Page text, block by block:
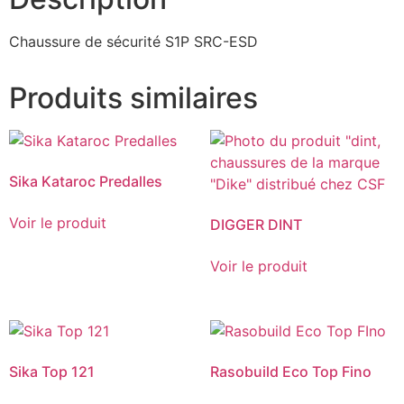
Chaussure de sécurité S1P SRC-ESD
Produits similaires
Sika Kataroc Predalles
Voir le produit DIGGER DINT
Voir le produit
Sika Top 121 Rasobuild Eco Top Fino